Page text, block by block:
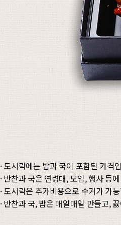
· 도시락에는 밥과 국이 포함된 가격
· 반찬과 국은 연령대, 모임, 행사 등
· 도시락은 추가비용으로 수거가 가
· 반찬과 국, 밥은 매일매일 만들고,